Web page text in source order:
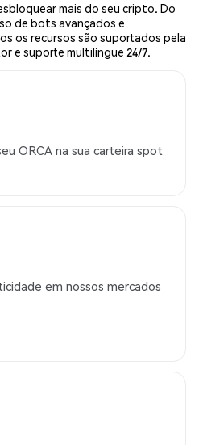
mais do seu cripto. Do
de bots avançados e
os recursos são suportados pela
e suporte multilíngue 24/7.
ORCA na sua carteira spot
em nossos mercados